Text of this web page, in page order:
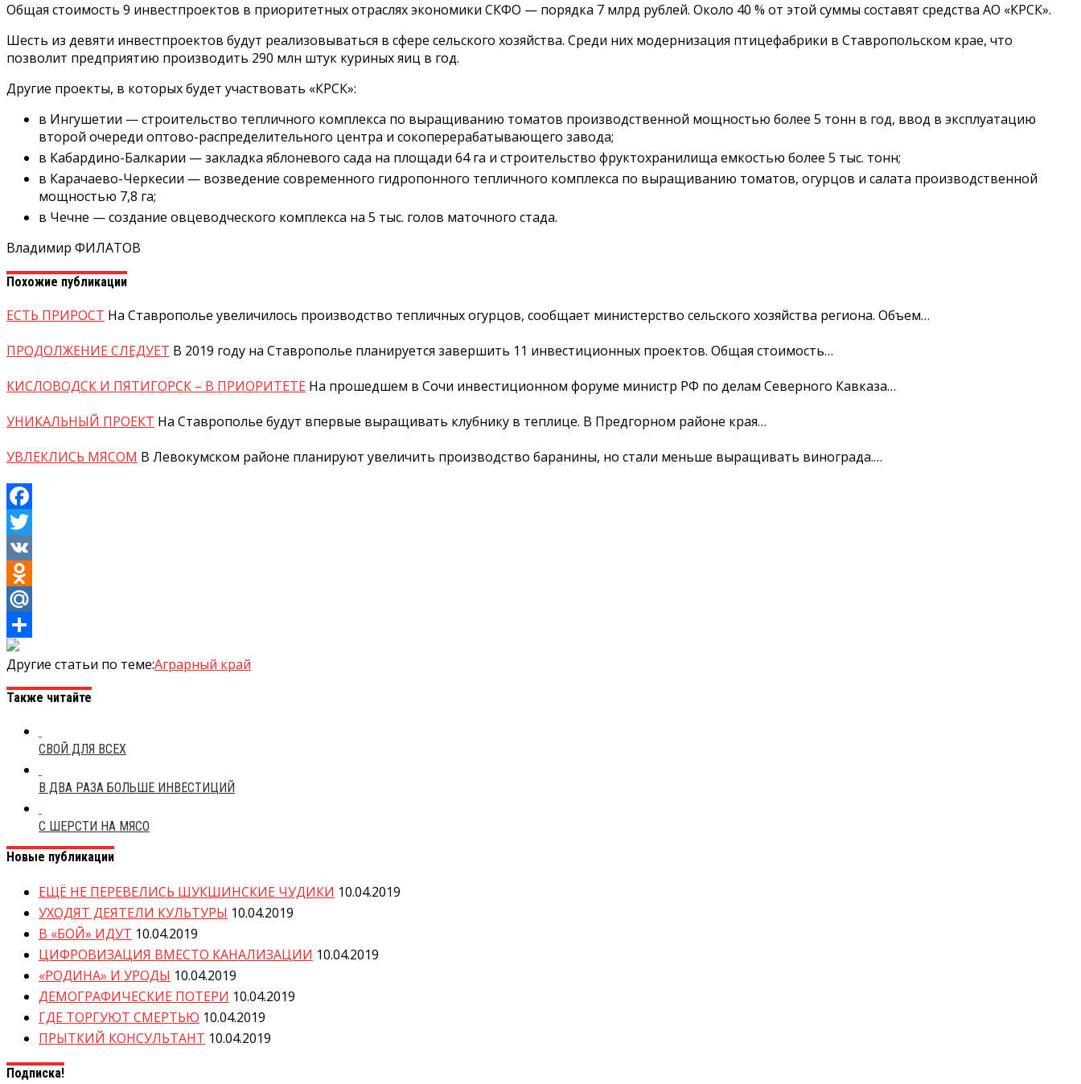
Общая стоимость 9 инвестпроектов в приоритетных отраслях экономики СКФО — порядка 7 млрд рублей. Около 40 % от этой суммы составят средства АО «КРСК».
Шесть из девяти инвестпроектов будут реализовываться в сфере сельского хозяйства. Среди них модернизация птицефабрики в Ставропольском крае, что
позволит предприятию производить 290 млн штук куриных яиц в год.
Другие проекты, в которых будет участвовать «КРСК»:
в Ингушетии — строительство тепличного комплекса по выращиванию томатов производственной мощностью более 5 тонн в год, ввод в эксплуатацию
второй очереди оптово-распределительного центра и сокоперерабатывающего завода;
в Кабардино-Балкарии — закладка яблоневого сада на площади 64 га и строительство фруктохранилища емкостью более 5 тыс. тонн;
в Карачаево-Черкесии — возведение современного гидропонного тепличного комплекса по выращиванию томатов, огурцов и салата производственной
мощностью 7,8 га;
в Чечне — создание овцеводческого комплекса на 5 тыс. голов маточного стада.
Владимир ФИЛАТОВ
Похожие публикации
ЕСТЬ ПРИРОСТ На Ставрополье увеличилось производство тепличных огурцов, сообщает министерство сельского хозяйства региона. Объем…
ПРОДОЛЖЕНИЕ СЛЕДУЕТ В 2019 году на Ставрополье планируется завершить 11 инвестиционных проектов. Общая стоимость…
КИСЛОВОДСК И ПЯТИГОРСК – В ПРИОРИТЕТЕ На прошедшем в Сочи инвестиционном форуме министр РФ по делам Северного Кавказа…
УНИКАЛЬНЫЙ ПРОЕКТ На Ставрополье будут впервые выращивать клубнику в теплице. В Предгорном районе края…
УВЛЕКЛИСЬ МЯСОМ В Левокумском районе планируют увеличить производство баранины, но стали меньше выращивать винограда.…
Facebook
Twitter
VK
Odnoklassniki
Mail.Ru
Отправить
Другие статьи по теме:Аграрный край
Также читайте
СВОЙ ДЛЯ ВСЕХ
В ДВА РАЗА БОЛЬШЕ ИНВЕСТИЦИЙ
С ШЕРСТИ НА МЯСО
Новые публикации
ЕЩЁ НЕ ПЕРЕВЕЛИСЬ ШУКШИНСКИЕ ЧУДИКИ 10.04.2019
УХОДЯТ ДЕЯТЕЛИ КУЛЬТУРЫ 10.04.2019
В «БОЙ» ИДУТ 10.04.2019
ЦИФРОВИЗАЦИЯ ВМЕСТО КАНАЛИЗАЦИИ 10.04.2019
«РОДИНА» И УРОДЫ 10.04.2019
ДЕМОГРАФИЧЕСКИЕ ПОТЕРИ 10.04.2019
ГДЕ ТОРГУЮТ СМЕРТЬЮ 10.04.2019
ПРЫТКИЙ КОНСУЛЬТАНТ 10.04.2019
Подписка!